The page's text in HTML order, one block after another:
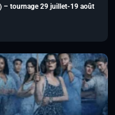
– tournage 29 juillet-19 août